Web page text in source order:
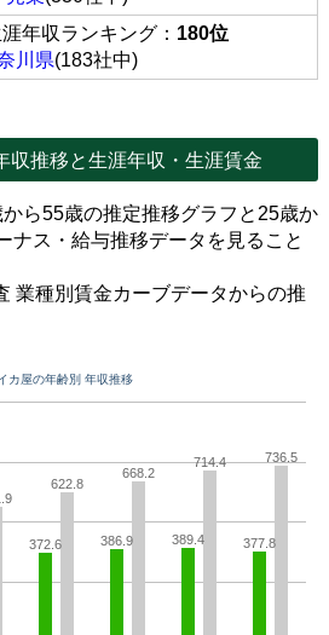
年収ランキング： 180位
川県(183社中)
収推移と生涯年収・生涯賃金
ら55歳の推定推移グラフと25歳か
ナス・給与推移データを見ること
業種別賃金カーブデータからの推
カ屋の年齢別 年収推移
372.6 386.9 389.4 377.8
622.8
668.2
714.4 736.5